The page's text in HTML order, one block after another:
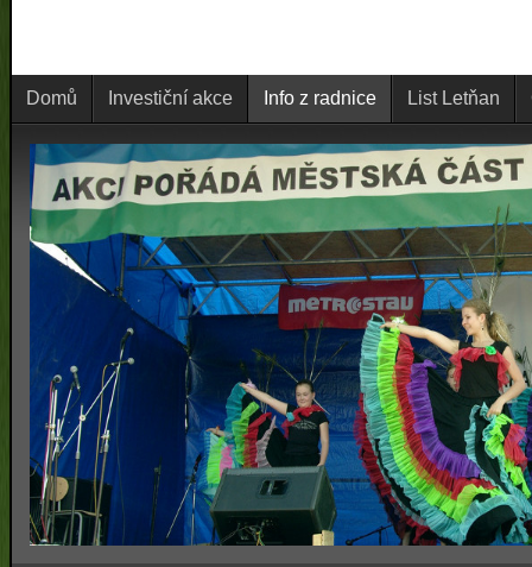
Domů Investiční akce Info z radnice List Letňan